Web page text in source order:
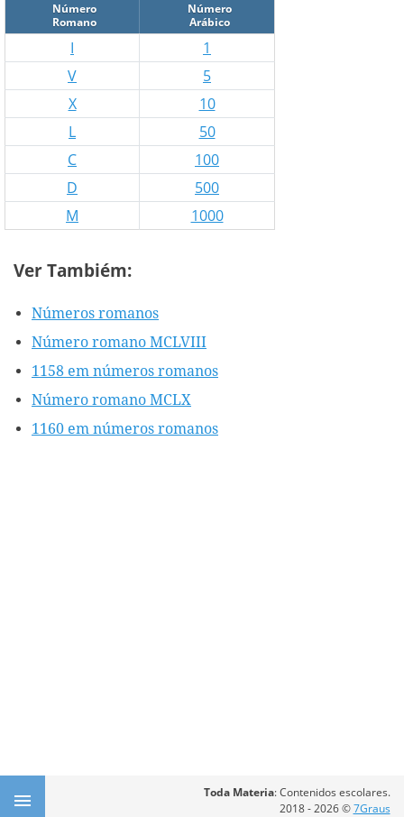
Número
Romano
Número
Arábico
I
1
V
5
X
10
L
50
C
100
D
500
M
1000
Ver Tambiém:
Números romanos
Número romano MCLVIII
1158 em números romanos
Número romano MCLX
1160 em números romanos
Toda Materia: Contenidos escolares.
2018 - 2026 ©7Graus